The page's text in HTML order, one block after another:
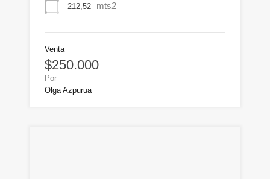
212,52 mts2
Venta
$250.000
Por
Olga Azpurua